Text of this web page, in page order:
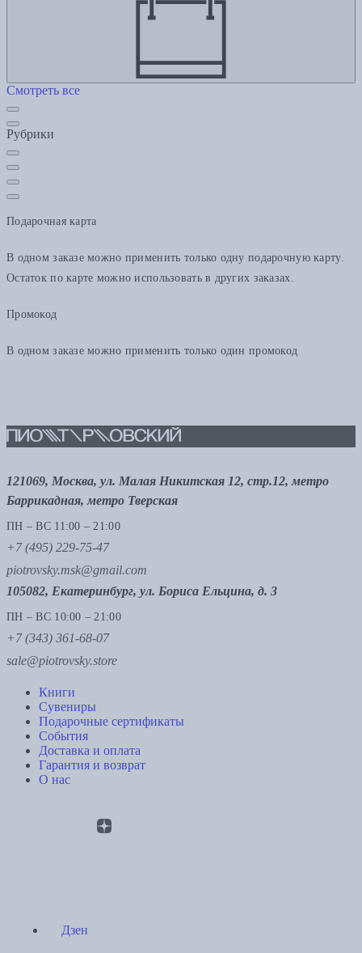
Смотреть все
Рубрики
Подарочная карта
В одном заказе можно применить только одну подарочную карту.
Остаток по карте можно использовать в других заказах.
Промокод
В одном заказе можно применить только один промокод
121069, Москва, ул. Малая Никитская 12, стр.12, метро
Баррикадная, метро Тверская
ПН – ВС 11:00 – 21:00
+7 (495) 229-75-47
piotrovsky.msk@gmail.com
105082, Екатеринбург, ул. Бориса Ельцина, д. 3
ПН – ВС 10:00 – 21:00
+7 (343) 361-68-07
sale@piotrovsky.store
Книги
Сувениры
Подарочные сертификаты
События
Доставка и оплата
Гарантия и возврат
О нас
Дзен